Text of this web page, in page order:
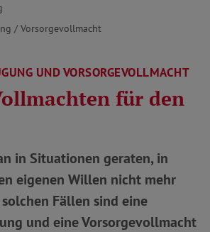
/ Vorsorgevollmacht
UND VORSORGEVOLLMACHT
für den
in Situationen geraten, in
eigenen Willen nicht mehr
Fällen sind eine
und eine Vorsorgevollmacht